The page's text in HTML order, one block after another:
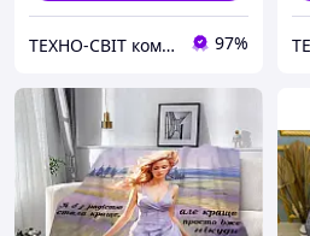
ТЕХНО-СВІТ компьютерна техніка, мобільні аксесуари, електронна техніка та багато іншого. 97%